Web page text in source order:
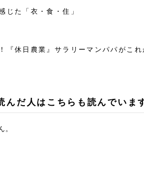
じた「衣・食・住」
『休日農業』サラリーマンパパがこ
んだ人はこちらも読んでいま
。